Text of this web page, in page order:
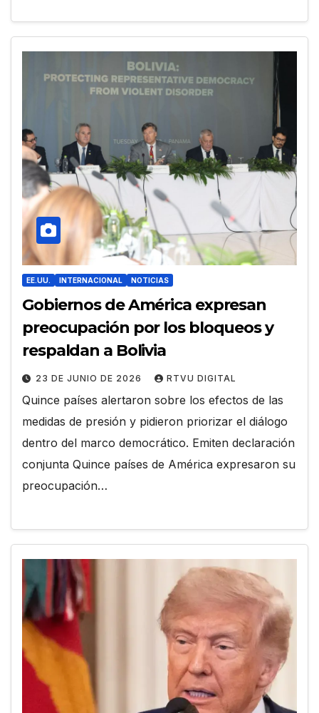
EE.UU. INTERNACIONAL NOTICIAS
Gobiernos de América expresan
preocupación por los bloqueos y
respaldan a Bolivia
23 DE JUNIO DE 2026 RTVU DIGITAL
Quince países alertaron sobre los efectos de las
medidas de presión y pidieron priorizar el diálogo
dentro del marco democrático. Emiten declaración
conjunta Quince países de América expresaron su
preocupación…